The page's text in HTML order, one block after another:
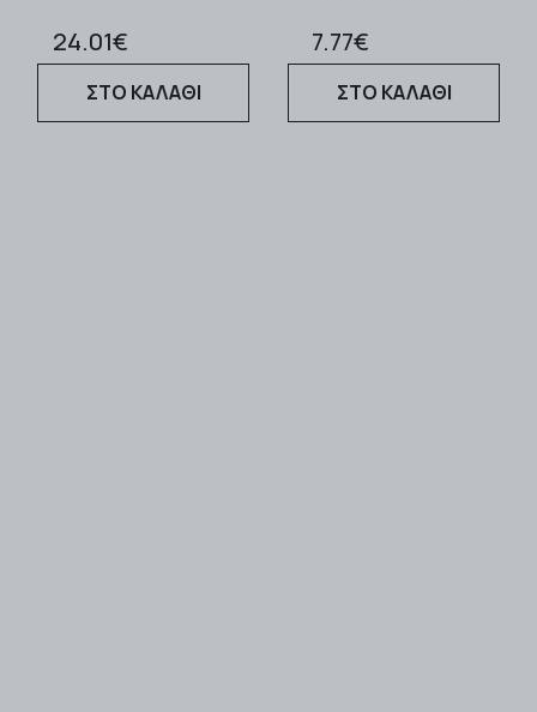
24.01€
ΣΤΟ ΚΑΛΑΘΙ
7.77€
ΣΤΟ ΚΑΛΑΘΙ